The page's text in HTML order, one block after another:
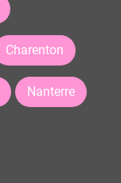
Charenton
Nanterre